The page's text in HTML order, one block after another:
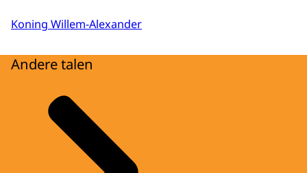
Koning Willem-Alexander
Andere talen